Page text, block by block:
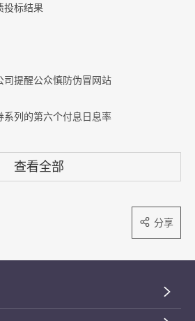
投标结果
司提醒公众慎防伪冒网站
系列的第六个付息日息率
查看全部
分享